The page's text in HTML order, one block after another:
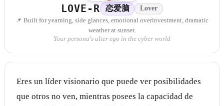
LOVE-R 恋爱脑 Lover
📌 Built for yearning, side glances, emotional overinvestment, dramatic
weather at sunset.
Your persona's alter ego in the cyber world
Eres un líder visionario que puede ver posibilidades
que otros no ven, mientras posees la capacidad de